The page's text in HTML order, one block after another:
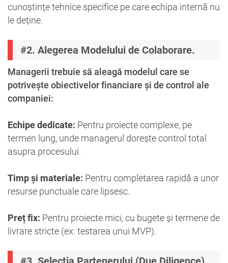
cunoștințe tehnice specifice pe care echipa internă nu
le deține.
#2. Alegerea Modelului de Colaborare.
Managerii trebuie să aleagă modelul care se
potrivește obiectivelor financiare și de control ale
companiei:
Echipe dedicate: Pentru proiecte complexe, pe
termen lung, unde managerul dorește control total
asupra procesului.
Timp și materiale: Pentru completarea rapidă a unor
resurse punctuale care lipsesc.
Preț fix: Pentru proiecte mici, cu bugete și termene de
livrare stricte (ex: testarea unui MVP).